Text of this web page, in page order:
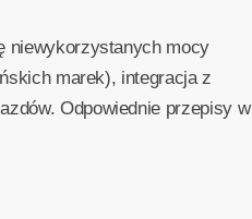
niewykorzystanych mocy
marek), integracja z
Odpowiednie przepisy w